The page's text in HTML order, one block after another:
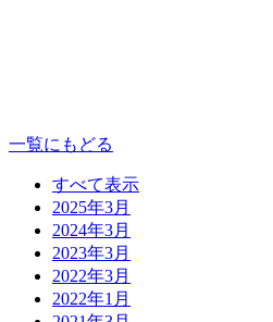
一覧にもどる
すべて表示
2025年3月
2024年3月
2023年3月
2022年3月
2022年1月